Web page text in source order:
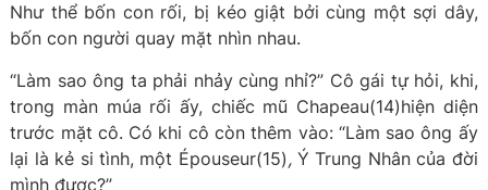
Như thể bốn con rối, bị kéo giật bởi cùng một sợi dây,
bốn con người quay mặt nhìn nhau.
“Làm sao ông ta phải nhảy cùng nhỉ?” Cô gái tự hỏi, khi,
trong màn múa rối ấy, chiếc mũ Chapeau(14)hiện diện
trước mặt cô. Có khi cô còn thêm vào: “Làm sao ông ấy
lại là kẻ si tình, một Épouseur(15),Ý Trung Nhân của đời
mình được?”